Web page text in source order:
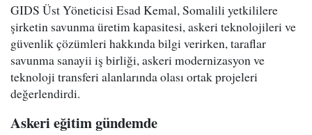
GIDS Üst Yöneticisi Esad Kemal, Somalili yetkililere
şirketin savunma üretim kapasitesi, askeri teknolojileri ve
güvenlik çözümleri hakkında bilgi verirken, taraflar
savunma sanayii iş birliği, askeri modernizasyon ve
teknoloji transferi alanlarında olası ortak projeleri
değerlendirdi.
Askeri eğitim gündemde